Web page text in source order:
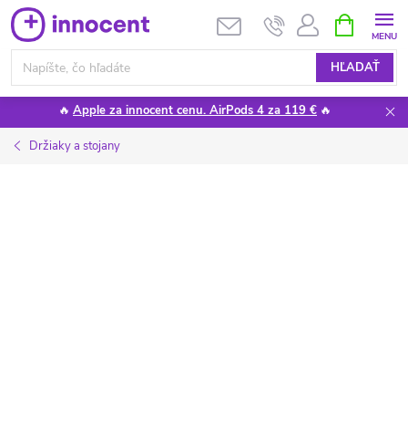
Prejsť
na
obsah
HĽADAŤ
KOŠÍK
🔥 Apple za innocent cenu. AirPods 4 za 119 € 🔥
Držiaky a stojany